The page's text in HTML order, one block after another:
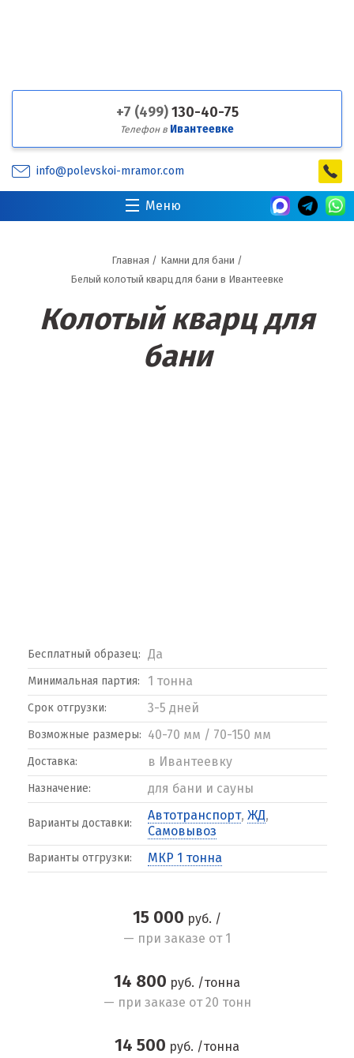
+7 (499)130-40-75
Телефон в Ивантеевке
info@polevskoi-mramor.com
Меню
Главная / Камни для бани /
Белый колотый кварц для бани в Ивантеевке
Колотый кварц для
бани
Бесплатный образец: Да
Минимальная партия: 1 тонна
Срок отгрузки: 3-5 дней
Возможные размеры: 40-70 мм / 70-150 мм
Доставка: в Ивантеевку
Назначение: для бани и сауны
Варианты доставки:
Автотранспорт, ЖД,
Самовывоз
Варианты отгрузки: МКР 1 тонна
15 000 руб. /
— при заказе от 1
14 800 руб. /тонна
— при заказе от 20 тонн
14 500 руб. /тонна